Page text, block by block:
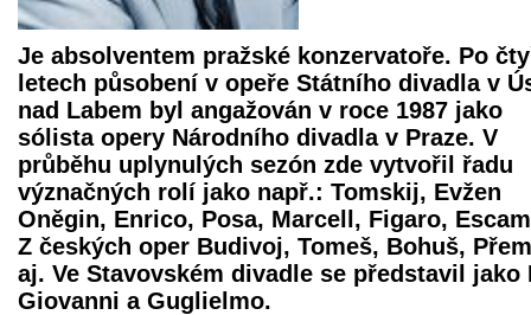
Je absolventem pražské konzervatoře. Po
letech působení v opeře Státního divadla v
nad Labem byl angažován v roce 1987 jako
sólista opery Národního divadla v Praze. V
průběhu uplynulých sezón zde vytvořil řadu
význačných rolí jako např.: Tomskij, Evžen
Oněgin, Enrico, Posa, Marcell, Figaro,
Z českých oper Budivoj, Tomeš, Bohuš,
aj. Ve Stavovském divadle se představil jako
Giovanni a Guglielmo.